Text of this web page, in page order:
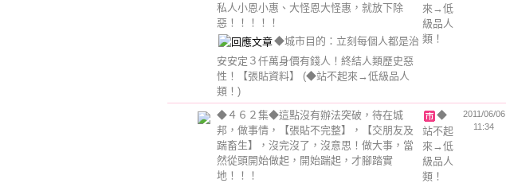
私人小恩小惠、大怪恩大怪惠，就放下除
惡！！！！！
◆城市目的：立刻每個人都是治
安安定３仟萬身價有錢人！終結人類歷史惡
性！【張貼資料】 (◆站不起來→低級品人
類！)
來→低
級品人
類！
◆４６２集◆這點沒有辦法突破，待在城
邦，做事情，【張貼不完整】，【交朋友及
踹畜生】，沒完沒了，沒意思！做大事，當
然從頭開始做起，開始踹起，才腳踏實
地！！！
◆
站不起
來→低
級品人
類！
2011/06/06
11:34